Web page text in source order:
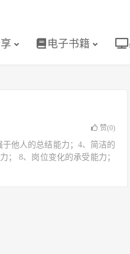
电子书籍
赞(0)
他人的总结能力；4、简洁的
； 8、岗位变化的承受能力；